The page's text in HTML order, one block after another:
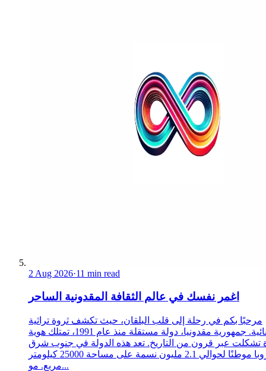
2 Aug 2026·11 min read
اغمر نفسك في عالم الثقافة المقدونية الساحر
مرحبًا بكم في رحلة إلى قلب البلقان، حيث تكشف ثروة تراثية
استثنائية. جمهورية مقدونيا، دولة مستقلة منذ عام 1991، تمتلك هوية
تشكلت عبر قرون من التاريخ. تعد هذه الدولة في جنوب شرق
أوروبا موطنًا لحوالي 2.1 مليون نسمة على مساحة 25000 كيلومتر
مربع. مو...